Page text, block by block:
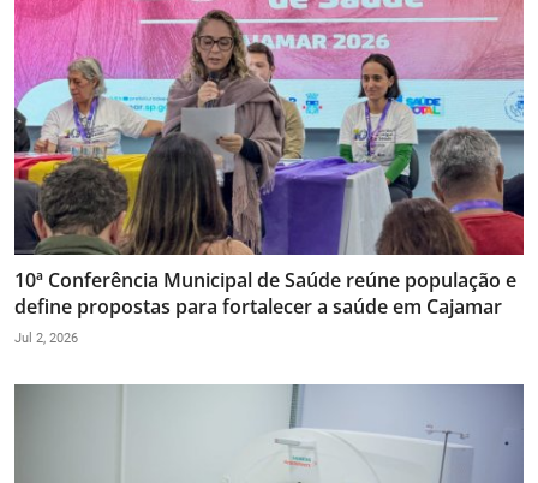
10ª Conferência Municipal de Saúde reúne população e
define propostas para fortalecer a saúde em Cajamar
Jul 2, 2026